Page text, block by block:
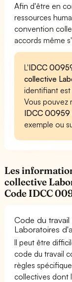
Afin d'être en
ressources
convention
accords même
L'IDCC
collective
identifiant est
Vous pouvez
IDCC 00959
exemple ou
Les
collective
Code IDCC
Code du
Laboratoires
Il peut être
code du travail
règles
collectives dont